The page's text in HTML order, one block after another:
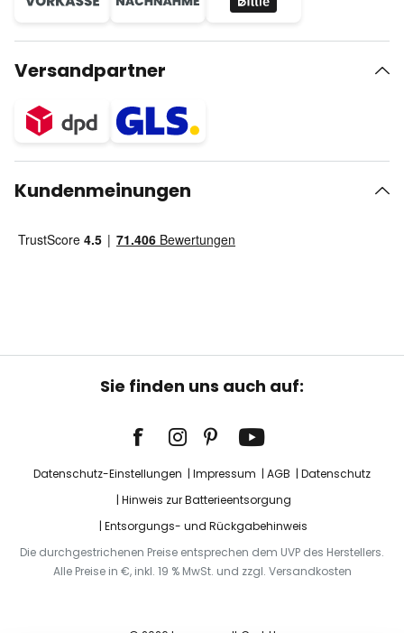
Versandpartner
Kundenmeinungen
Sie finden uns auch auf:
Datenschutz-Einstellungen Impressum AGB
Datenschutz
Hinweis zur Batterieentsorgung
Entsorgungs- und Rückgabehinweis
Die durchgestrichenen Preise entsprechen dem UVP des Herstellers.
Alle Preise in €, inkl. 19 % MwSt. und zzgl. Versandkosten